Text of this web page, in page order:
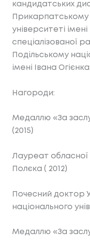
кандидатських
Прикарпатському
університеті
спеціалізованої
Подільському
імені Івана Огієнка.
Нагороди:
Медаллю «За
(2015)
Лауреат обласної
Полєка ( 2012)
Почесний доктор
національного
Медаллю «За